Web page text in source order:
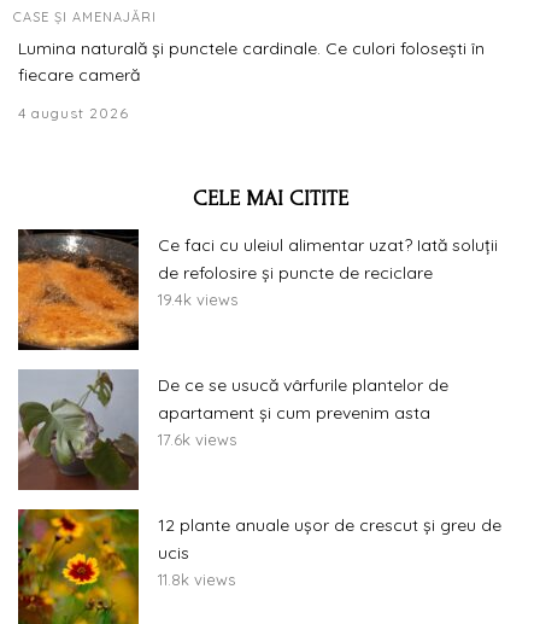
CASE ȘI AMENAJĂRI
Lumina naturală și punctele cardinale. Ce culori folosești în
fiecare cameră
4 august 2026
CELE MAI CITITE
Ce faci cu uleiul alimentar uzat? Iată soluții
de refolosire și puncte de reciclare
19.4k views
De ce se usucă vârfurile plantelor de
apartament și cum prevenim asta
17.6k views
12 plante anuale ușor de crescut și greu de
ucis
11.8k views